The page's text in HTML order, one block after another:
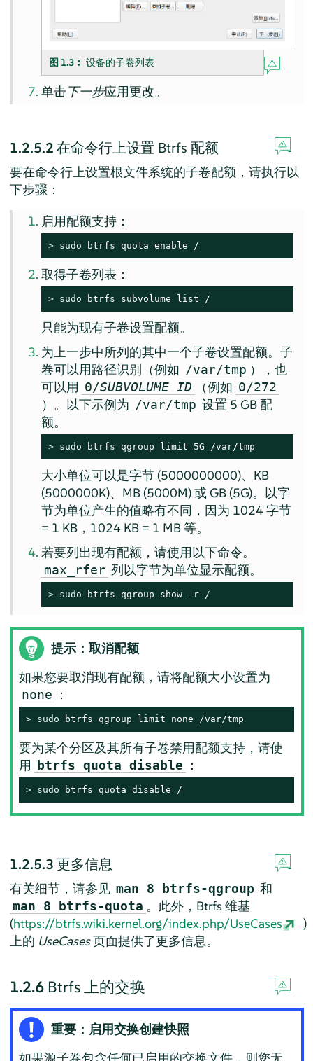
图 1.3︰设备的子卷列表
单击下一步应用更改。
1.2.5.2在命令行上设置 Btrfs 配额
要在命令行上设置根文件系统的子卷配额，请执行以
下步骤：
启用配额支持：
> sudo btrfs quota enable /
取得子卷列表：
> sudo btrfs subvolume list /
只能为现有子卷设置配额。
为上一步中所列的其中一个子卷设置配额。子
卷可以用路径识别（例如 /var/tmp ），也
可以用 0/SUBVOLUME ID （例如 0/272
）。以下示例为 /var/tmp 设置 5 GB 配
额。
> sudo btrfs qgroup limit 5G /var/tmp
大小单位可以是字节 (5000000000)、KB
(5000000K)、MB (5000M) 或 GB (5G)。以字
节为单位产生的值略有不同，因为 1024 字节
= 1 KB，1024 KB = 1 MB 等。
若要列出现有配额，请使用以下命令。
max_rfer 列以字节为单位显示配额。
> sudo btrfs qgroup show -r /
提示：取消配额
如果您要取消现有配额，请将配额大小设置为
none ：
> sudo btrfs qgroup limit none /var/tmp
要为某个分区及其所有子卷禁用配额支持，请使
用
btrfs quota disable ：
> sudo btrfs quota disable /
1.2.5.3 更多信息
有关细节，请参见 man 8 btrfs-qgroup 和
man 8 btrfs-quota 。此外，Btrfs 维基
(https://btrfs.wiki.kernel.org/index.php/UseCases
)
上的 UseCases页面提供了更多信息。
1.2.6 Btrfs 上的交换
重要：启用交换创建快照